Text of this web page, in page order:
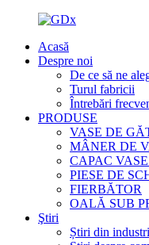
Acasă
Despre noi
De ce să ne
Turul fabricii
Întrebări
PRODUSE
VASE DE
MÂNER DE
CAPAC
PIESE DE
FIERBĂTOR
OALĂ SUB
Ştiri
Știri din